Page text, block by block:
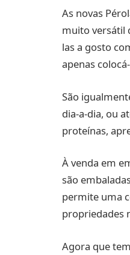
As novas
muito versátil
las a gosto
apenas
São
dia-a-dia, ou
proteínas,
À venda em
são
permite uma
propriedades
Agora que